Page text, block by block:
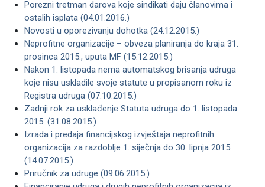
Porezni tretman darova koje sindikati daju članovima i
ostalih isplata (04.01.2016.)
Novosti u oporezivanju dohotka (24.12.2015.)
Neprofitne organizacije – obveza planiranja do kraja 31.
prosinca 2015., uputa MF (15.12.2015.)
Nakon 1. listopada nema automatskog brisanja udruga
koje nisu uskladile svoje statute u propisanom roku iz
Registra udruga (07.10.2015.)
Zadnji rok za usklađenje Statuta udruga do 1. listopada
2015. (31.08.2015.)
Izrada i predaja financijskog izvještaja neprofitnih
organizacija za razdoblje 1. siječnja do 30. lipnja 2015.
(14.07.2015.)
Priručnik za udruge (09.06.2015.)